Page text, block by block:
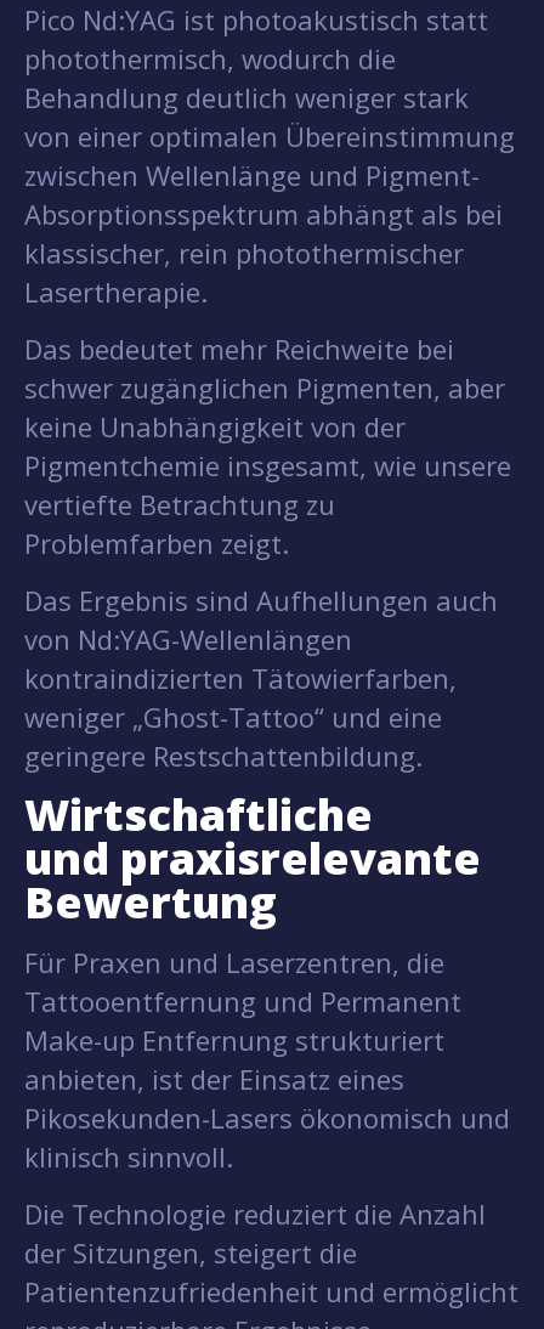
Pico Nd:YAG ist photoakustisch statt
photothermisch, wodurch die
Behandlung deutlich weniger stark
von einer optimalen Übereinstimmung
zwischen Wellenlänge und Pigment-
Absorptionsspektrum abhängt als bei
klassischer, rein photothermischer
Lasertherapie.
Das bedeutet mehr Reichweite bei
schwer zugänglichen Pigmenten, aber
keine Unabhängigkeit von der
Pigmentchemie insgesamt, wie unsere
vertiefte Betrachtung zu
Problemfarben zeigt.
Das Ergebnis sind Aufhellungen auch
von Nd:YAG-Wellenlängen
kontraindizierten Tätowierfarben,
weniger „Ghost-Tattoo“ und eine
geringere Restschattenbildung.
Wirtschaftliche
und praxisrelevante
Bewertung
Für Praxen und Laserzentren, die
Tattooentfernung und Permanent
Make-up Entfernung strukturiert
anbieten, ist der Einsatz eines
Pikosekunden-Lasers ökonomisch und
klinisch sinnvoll.
Die Technologie reduziert die Anzahl
der Sitzungen, steigert die
Patientenzufriedenheit und ermöglicht